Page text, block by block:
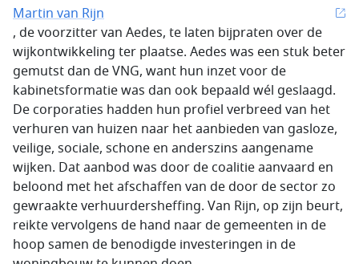
Martin van Rijn
, de voorzitter van Aedes, te laten bijpraten over de
wijkontwikkeling ter plaatse. Aedes was een stuk beter
gemutst dan de VNG, want hun inzet voor de
kabinetsformatie was dan ook bepaald wél geslaagd.
De corporaties hadden hun profiel verbreed van het
verhuren van huizen naar het aanbieden van gasloze,
veilige, sociale, schone en anderszins aangename
wijken. Dat aanbod was door de coalitie aanvaard en
beloond met het afschaffen van de door de sector zo
gewraakte verhuurdersheffing. Van Rijn, op zijn beurt,
reikte vervolgens de hand naar de gemeenten in de
hoop samen de benodigde investeringen in de